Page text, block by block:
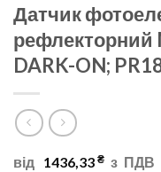
Датчик
рефлекторний
DARK-ON;
від 1436,33 ₴ з ПДВ